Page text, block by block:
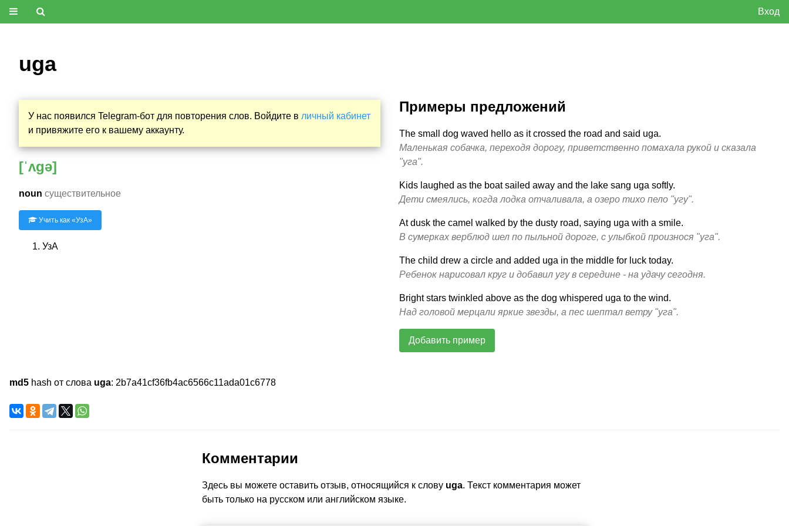
Вход
uga
У нас появился Telegram-бот для повторения слов. Войдите в личный кабинет
и привяжите его к вашему аккаунту.
[ˈʌgə]
noun существительное
Учить как «УзА»
УзА
Примеры предложений
The small dog waved hello as it crossed the road and said uga.
Маленькая собачка, переходя дорогу, приветственно помахала рукой и сказала
"уга".
Kids laughed as the boat sailed away and the lake sang uga softly.
Дети смеялись, когда лодка отчаливала, а озеро тихо пело "угу".
At dusk the camel walked by the dusty road, saying uga with a smile.
В сумерках верблюд шел по пыльной дороге, с улыбкой произнося "уга".
The child drew a circle and added uga in the middle for luck today.
Ребенок нарисовал круг и добавил угу в середине - на удачу сегодня.
Bright stars twinkled above as the dog whispered uga to the wind.
Над головой мерцали яркие звезды, а пес шептал ветру "уга".
Добавить пример
md5 hash от слова uga: 2b7a41cf36fb4ac6566c11ada01c6778
Комментарии
Здесь вы можете оставить отзыв, относящийся к слову uga. Текст комментария может
быть только на русском или английском языке.